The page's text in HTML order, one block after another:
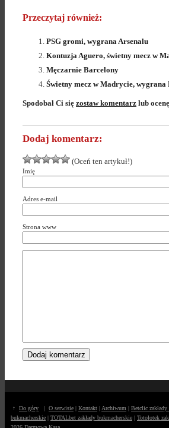
Przeczytaj również:
PSG gromi, wygrana Arsenalu
Kontuzja Aguero, świetny mecz w
Męczarnie Barcelony
Świetny mecz w Madrycie, wygrana
Spodobał Ci się zostaw komentarz lub
Dodaj komentarz:
(Oceń ten artykuł!)
Imię
Adres e-mail
Strona www
↑ Do góry | O serwisie | Kontakt | Archiwum | Betclic zakłady
bukmacherskie | TOTALbet zakłady bukmacherskie | Totolotek